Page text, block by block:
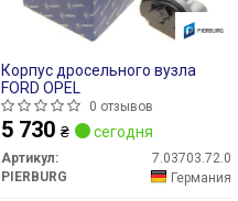
Корпус дросельного вузла
FORD OPEL
0 отзывов
5 730 ₴ сегодня
Артикул:
7.03703.72.0
PIERBURG
Германия